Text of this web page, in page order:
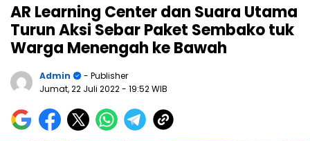
AR Learning Center dan Suara Utama
Turun Aksi Sebar Paket Sembako tuk
Warga Menengah ke Bawah
Admin
- Publisher
Jumat, 22 Juli 2022- 19:52 WIB